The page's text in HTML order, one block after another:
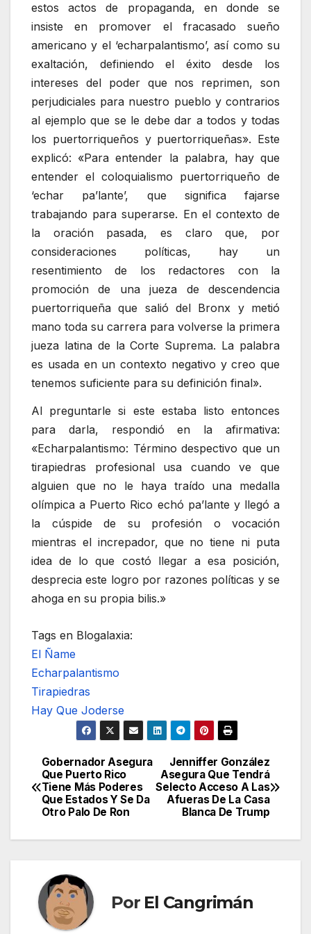
estos actos de propaganda, en donde se
insiste en promover el fracasado sueño
americano y el ‘echarpalantismo’, así como su
exaltación, definiendo el éxito desde los
intereses del poder que nos reprimen, son
perjudiciales para nuestro pueblo y contrarios
al ejemplo que se le debe dar a todos y todas
los puertorriqueños y puertorriqueñas». Este
explicó: «Para entender la palabra, hay que
entender el coloquialismo puertorriqueño de
‘echar pa’lante’, que significa fajarse
trabajando para superarse. En el contexto de
la oración pasada, es claro que, por
consideraciones políticas, hay un
resentimiento de los redactores con la
promoción de una jueza de descendencia
puertorriqueña que salió del Bronx y metió
mano toda su carrera para volverse la primera
jueza latina de la Corte Suprema. La palabra
es usada en un contexto negativo y creo que
tenemos suficiente para su definición final».
Al preguntarle si este estaba listo entonces
para darla, respondió en la afirmativa:
«Echarpalantismo: Término despectivo que un
tirapiedras profesional usa cuando ve que
alguien que no le haya traído una medalla
olímpica a Puerto Rico echó pa’lante y llegó a
la cúspide de su profesión o vocación
mientras el increpador, que no tiene ni puta
idea de lo que costó llegar a esa posición,
desprecia este logro por razones políticas y se
ahoga en su propia bilis.»
Tags en Blogalaxia:
El Ñame
Echarpalantismo
Tirapiedras
Hay Que Joderse
Navegación
de
Jenniffer González
Asegura Que Tendrá
Selecto Acceso A Las
Afueras De La Casa
Blanca De Trump
Gobernador Asegura
Que Puerto Rico
Tiene Más Poderes
Que Estados Y Se Da
Otro Palo De Ron
Por El Cangrimán